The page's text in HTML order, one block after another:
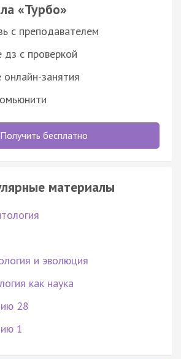
«Турбо»
с преподавателем
с проверкой
занятия
Получить бесплатно
материалы
и эволюция
как наука
28
1